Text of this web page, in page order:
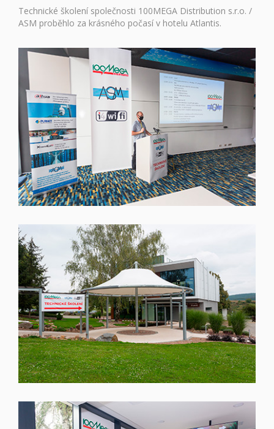
Technické školení společnosti 100MEGA Distribution s.r.o. /
ASM proběhlo za krásného počasí v hotelu Atlantis.